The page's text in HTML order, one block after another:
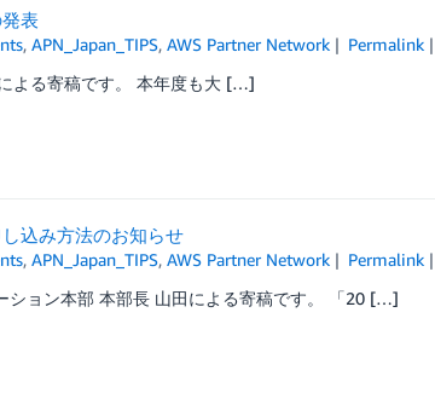
表
,APN_Japan_TIPS,AWS Partner Network Permalink
よる寄稿です。 本年度も大 […]
込み方法のお知らせ
,APN_Japan_TIPS,AWS Partner Network Permalink
ション本部 本部長 山田による寄稿です。 「20 […]